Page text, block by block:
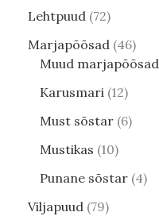
Lehtpuud 72
Marjapõõsad 46
Muud marjapõõsad
Karusmari 12
Must sõstar 6
Mustikas 10
Punane sõstar 4
Viljapuud 79